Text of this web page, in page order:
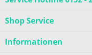
Shop Service
Informationen